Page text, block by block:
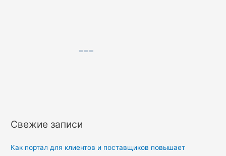
Свежие записи
Как портал для клиентов и поставщиков повышает